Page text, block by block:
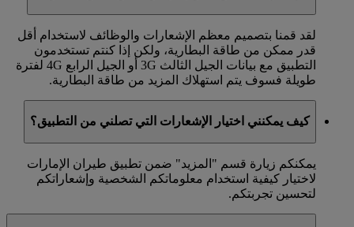
لقد قمنا بتصميم معظم الإشعارات والوظائف لاستخدام أقل
قدر ممكن من طاقة البطارية، ولكن إذا كنتم تستخدمون
التطبيق مع بيانات الجيل الثالث 3G أو الجيل الرابع 4G لفترة
طويلة فسوف يتم استهلاك المزيد من طاقة البطارية.
كيف يمكنني اختيار الإشعارات التي تصلني من التطبيق؟
يمكنكم زيارة قسم "المزيد" ضمن تطبيق طيران الإمارات
لاختيار كيفية استخدام معلوماتكم الشخصية وإشعاراتكم
لتحسين تجربتكم.